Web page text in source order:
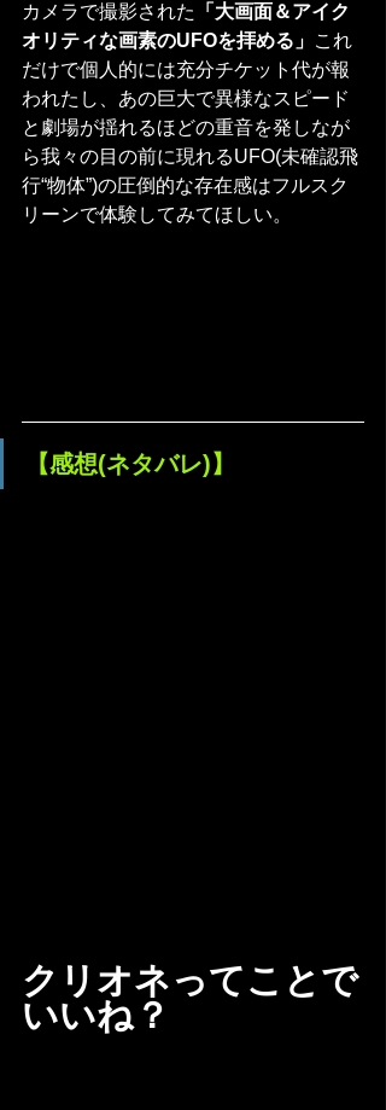
カメラで撮影された
「大画面＆アイク
オリティな画素のUFOを拝める」 これ
だけで個人的には充分チケット代が報
われたし、あの巨大で異様なスピード
と劇場が揺れるほどの重音を発しなが
ら我々の目の前に現れるUFO(未確認飛
行“物体”)の圧倒的な存在感はフルスク
リーンで体験してみてほしい。
【感想(ネタバレ)】
クリオネってことで
いいね？